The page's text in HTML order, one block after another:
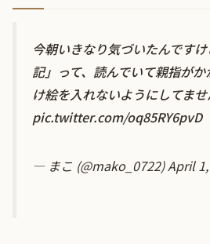
今朝いきなり気づいたんです
記」って、読んでいて親指が
け絵を入れないようにしてま
pic.twitter.com/oq85RY6pvD
— まこ (@mako_0722)April